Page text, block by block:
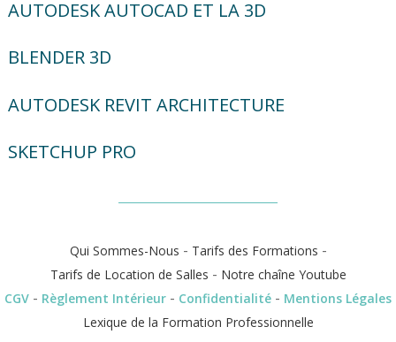
AUTODESK AUTOCAD ET LA 3D
BLENDER 3D
AUTODESK REVIT ARCHITECTURE
SKETCHUP PRO
Qui Sommes-Nous - Tarifs des Formations -
Tarifs de Location de Salles - Notre chaîne Youtube
CGV - Règlement Intérieur - Confidentialité - Mentions Légales
Lexique de la Formation Professionnelle